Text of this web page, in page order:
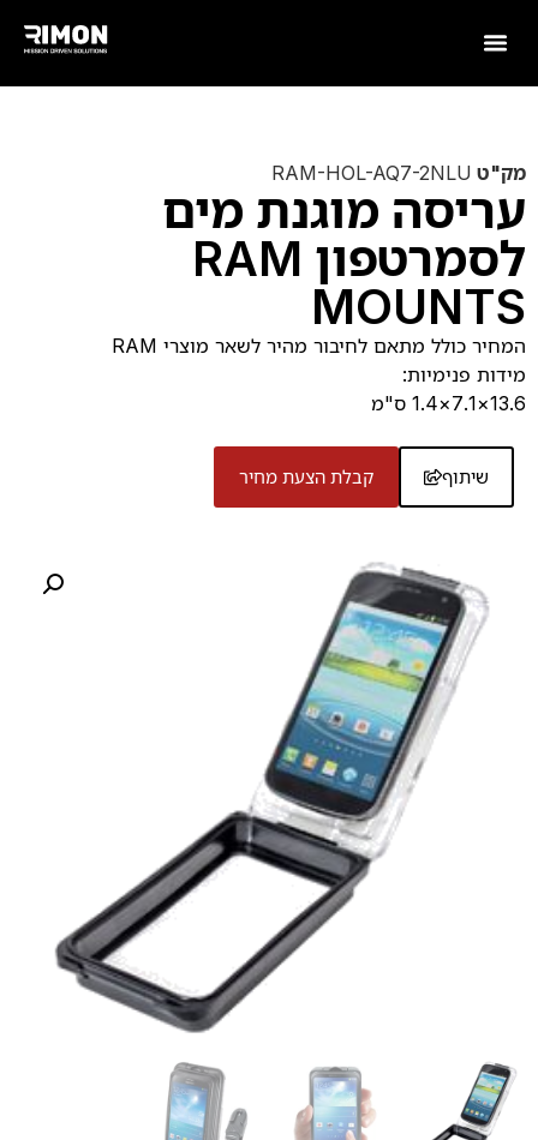
מק"ט RAM-HOL-AQ7-2NLU
עריסה מוגנת מים
לסמרטפון RAM
MOUNTS
המחיר כולל מתאם לחיבור מהיר לשאר מוצרי RAM
מידות פנימיות:
13.6×7.1×1.4 ס"מ
שיתוף קבלת הצעת מחיר